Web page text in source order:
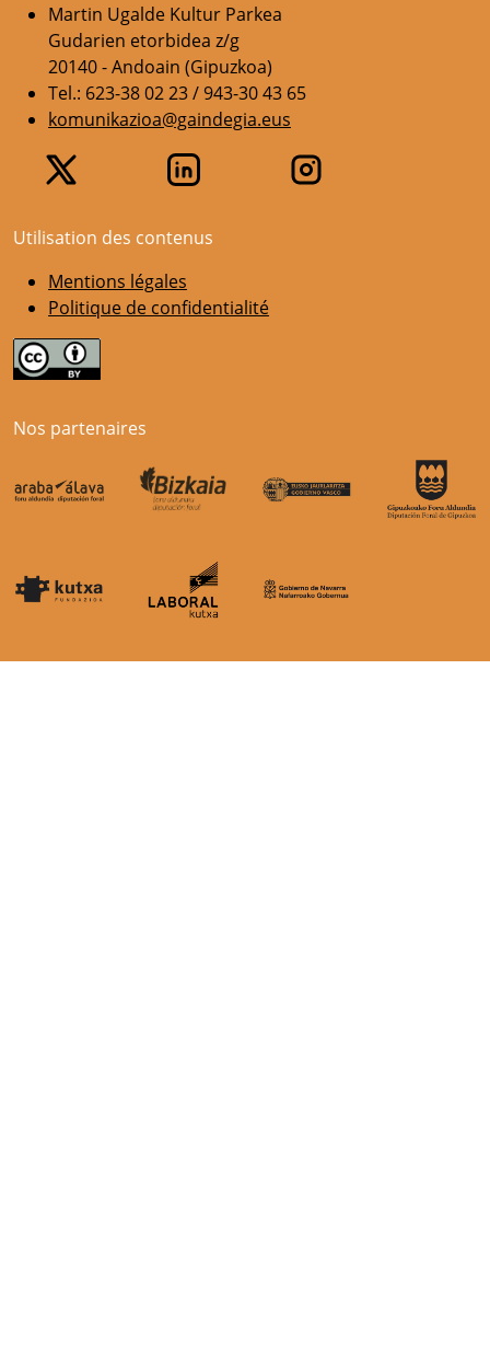
Martin Ugalde Kultur Parkea
Gudarien etorbidea z/g
20140 - Andoain (Gipuzkoa)
Tel.: 623-38 02 23 / 943-30 43 65
komunikazioa@gaindegia.eus
Utilisation des contenus
Mentions légales
Politique de confidentialité
Nos partenaires